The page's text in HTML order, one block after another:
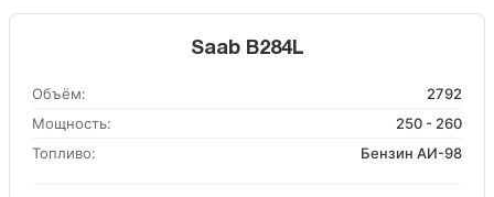
Saab B284L
Объём:
2792
Мощность:
250 - 260
Топливо:
Бензин АИ-98